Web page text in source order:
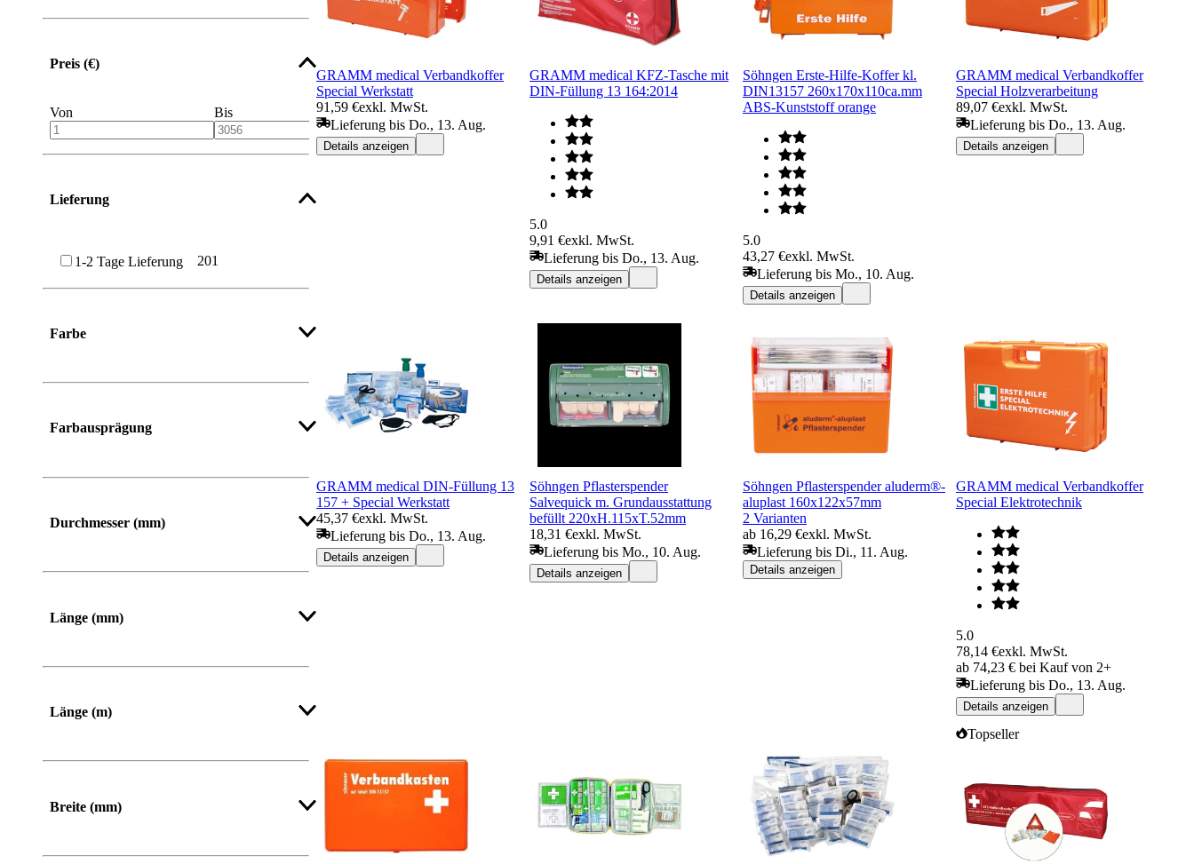
Preis (€)
Von Bis
Lieferung
1-2 Tage Lieferung 201
Farbe
Farbausprägung
Durchmesser (mm)
Länge (mm)
Von Bis
Länge (m)
Breite (mm)
Von Bis
GRAMM medical Verbandkoffer
Special Werkstatt
91,59 €exkl. MwSt.
Lieferung bis Do., 13. Aug.
Details anzeigen
GRAMM medical KFZ-Tasche mit
DIN-Füllung 13 164:2014
5.0
9,91 €exkl. MwSt.
Lieferung bis Do., 13. Aug.
Details anzeigen
Söhngen Erste-Hilfe-Koffer kl.
DIN13157 260x170x110ca.mm
ABS-Kunststoff orange
5.0
43,27 €exkl. MwSt.
Lieferung bis Mo., 10. Aug.
Details anzeigen
GRAMM medical Verbandkoffer
Special Holzverarbeitung
89,07 €exkl. MwSt.
Lieferung bis Do., 13. Aug.
Details anzeigen
GRAMM medical DIN-Füllung 13
157 + Special Werkstatt
45,37 €exkl. MwSt.
Lieferung bis Do., 13. Aug.
Details anzeigen
Söhngen Pflasterspender
Salvequick m. Grundausstattung
befüllt 220xH.115xT.52mm
18,31 €exkl. MwSt.
Lieferung bis Mo., 10. Aug.
Details anzeigen
Söhngen Pflasterspender aluderm®-
aluplast 160x122x57mm
2 Varianten
ab 16,29 €exkl. MwSt.
Lieferung bis Di., 11. Aug.
Details anzeigen
GRAMM medical Verbandkoffer
Special Elektrotechnik
5.0
78,14 €exkl. MwSt.
ab 74,23 € bei Kauf von 2+
Lieferung bis Do., 13. Aug.
Details anzeigen
Topseller